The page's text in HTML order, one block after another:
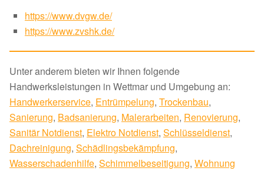
https://www.dvgw.de/
https://www.zvshk.de/
Unter anderem bieten wir Ihnen folgende
Handwerksleistungen in Wettmar und Umgebung an:
Handwerkerservice, Entrümpelung, Trockenbau,
Sanierung, Badsanierung, Malerarbeiten, Renovierung,
Sanitär Notdienst, Elektro Notdienst, Schlüsseldienst,
Dachreinigung, Schädlingsbekämpfung,
Wasserschadenhilfe, Schimmelbeseitigung, Wohnung